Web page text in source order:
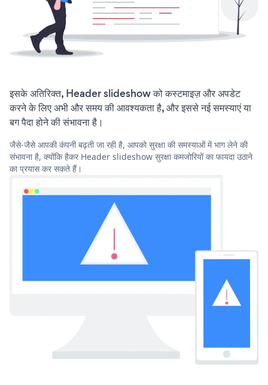
इसके अतिरिक्त, Header slideshow को कस्टमाइज़ और अपडेट
करने के लिए अभी और समय की आवश्यकता है, और इससे नई समस्याएं या
बग पैदा होने की संभावना है।
जैसे-जैसे आपकी कंपनी बढ़ती जा रही है, आपको सुरक्षा की समस्याओं में भाग लेने की
संभावना है, क्योंकि हैकर Header slideshow सुरक्षा कमजोरियों का फायदा उठाने
का प्रयास कर सकते हैं।